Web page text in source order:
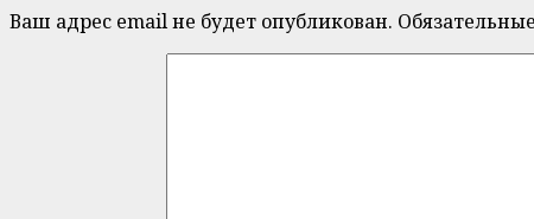
Ваш адрес email не будет опубликован.